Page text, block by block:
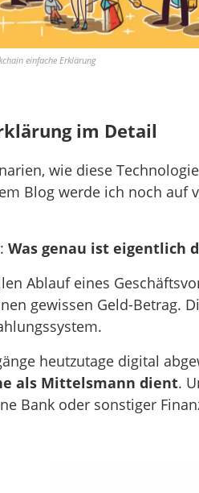
einfache Erklärung
im Detail
wie diese
Blog werde ich noch auf
Was genau ist eigentlich
Ablauf eines
gewissen Geld-Betrag.
heutzutage digital
als Mittelsmann dient.
Bank oder sonstiger